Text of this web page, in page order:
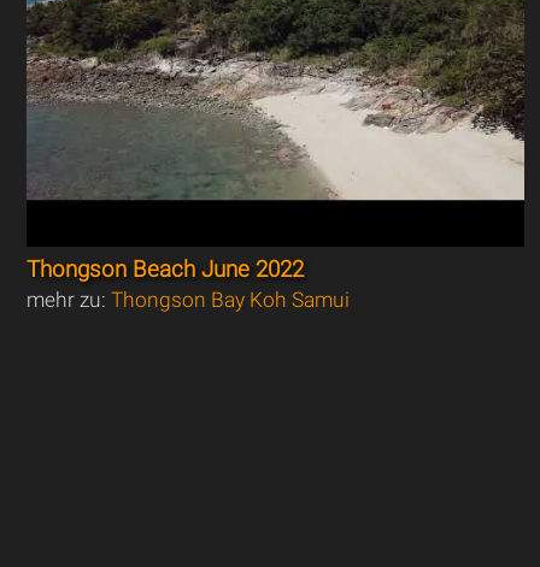
Thongson Beach June 2022
mehr zu:Thongson Bay Koh Samui